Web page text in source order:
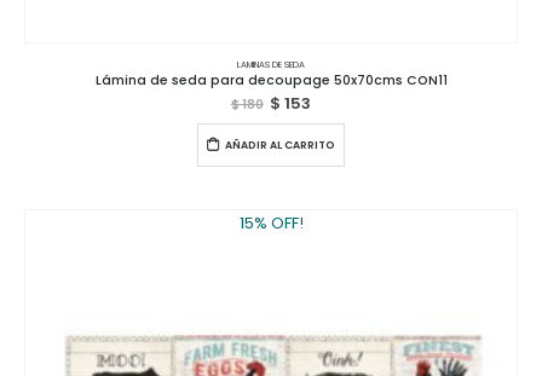
LAMINAS DE SEDA
Lámina de seda para decoupage 50x70cms CON11
$180 $ 153
AÑADIR AL CARRITO
15% OFF!